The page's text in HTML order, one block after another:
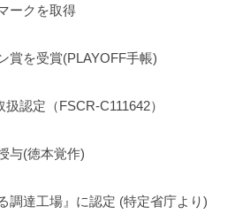
ークを取得
賞を受賞(PLAYOFF手帳)
認定（FSCR-C111642）
与(徳本覚作)
調達工場』に認定 (特定省庁より)